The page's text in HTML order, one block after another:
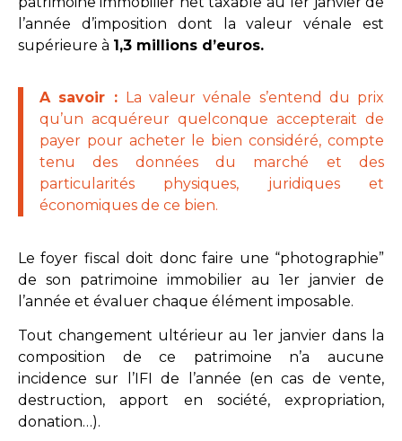
l’année d’imposition dont la valeur vénale est
supérieure à 1,3 millions d’euros.
A savoir :
La valeur vénale s’entend du prix
qu’un acquéreur quelconque accepterait de
payer pour acheter le bien considéré, compte
tenu des données du marché et des
particularités physiques, juridiques et
économiques de ce bien.
Le foyer fiscal doit donc faire une “photographie”
de son patrimoine immobilier au 1er janvier de
l’année et évaluer chaque élément imposable.
Tout changement ultérieur au 1er janvier dans la
composition de ce patrimoine n’a aucune
incidence sur l’IFI de l’année (en cas de vente,
destruction, apport en société, expropriation,
donation…).